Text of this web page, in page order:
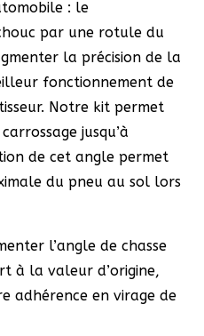
: le
par une rotule du
la précision de la
fonctionnement de
Notre kit permet
jusqu’à
de cet angle permet
du pneu au sol lors
l’angle de chasse
à la valeur d’origine,
adhérence en virage de